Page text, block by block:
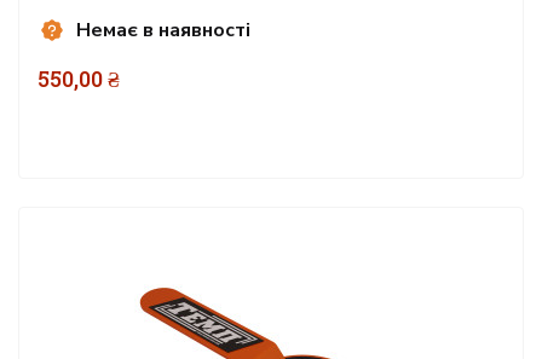
Немає в наявності
550,00 ₴